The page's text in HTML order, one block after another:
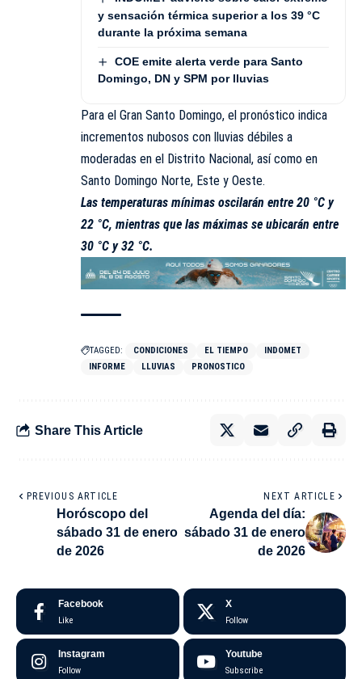
y sensación térmica superior a los 39 °C
durante la próxima semana
COE emite alerta verde para Santo
Domingo, DN y SPM por lluvias
Para el Gran Santo Domingo, el pronóstico indica
incrementos nubosos con lluvias débiles a
moderadas en el Distrito Nacional, así como en
Santo Domingo Norte, Este y Oeste.
Las temperaturas mínimas oscilarán entre 20 °C y
22 °C, mientras que las máximas se ubicarán entre
30 °C y 32 °C.
TAGGED: CONDICIONES EL TIEMPO
INDOMET
INFORME
LLUVIAS PRONOSTICO
Share This Article
PREVIOUS ARTICLE
Horóscopo del
sábado 31 de enero
de 2026
NEXT ARTICLE
Agenda del día:
sábado 31 de enero
de 2026
Facebook
Like
X
Follow
Instagram
Follow
Youtube
Subscribe